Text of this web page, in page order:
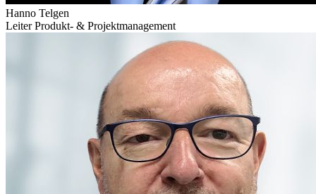
Hanno Telgen
Leiter Produkt- & Projekt­manage­ment